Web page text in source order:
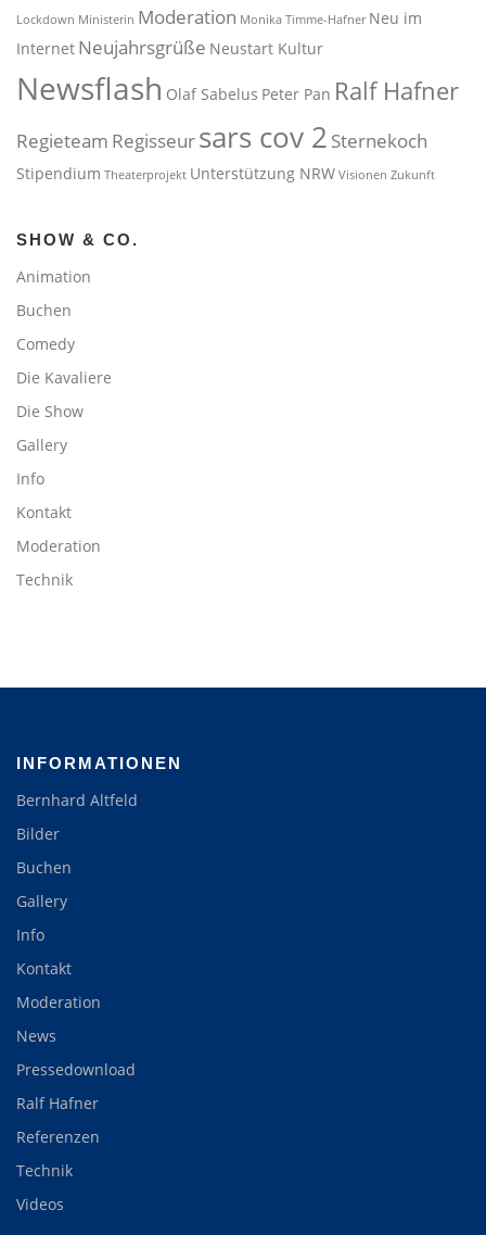
Lockdown Ministerin Moderation Monika Timme-Hafner Neu im
Internet Neujahrsgrüße Neustart Kultur
Newsflash Olaf Sabelus Peter Pan Ralf Hafner
Regieteam Regisseursars cov 2 Sternekoch
Stipendium Theaterprojekt Unterstützung NRW Visionen Zukunft
SHOW & CO.
Animation
Buchen
Comedy
Die Kavaliere
Die Show
Gallery
Info
Kontakt
Moderation
Technik
INFORMATIONEN
Bernhard Altfeld
Bilder
Buchen
Gallery
Info
Kontakt
Moderation
News
Pressedownload
Ralf Hafner
Referenzen
Technik
Videos